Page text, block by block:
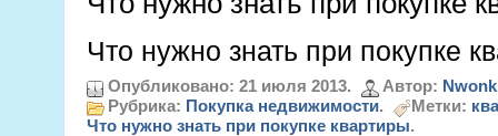
Что нужно знать при покупке
Опубликовано: 21 июля 2013. Автор:
Рубрика: Покупка недвижимости. Метки:
Что нужно знать при покупке квартиры.